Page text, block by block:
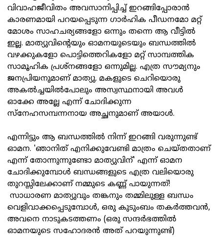
വിവാഹജീവിതം അവസാനിപ്പിച്ച് ഇറങ്ങിപ്പോരാന്‍
കാരണമായി പറയപ്പെടുന്ന ഗാര്‍ഹിക പീഡനമോ മറ്റ്
മോശം സാഹചര്യങ്ങളോ ഒന്നും തന്നെ ആ വീട്ടില്‍
ഇല്ല. മാത്യുവിന്റെയും ഓമനയുടെയും ബന്ധത്തില്‍
വഴക്കുകളോ പൊട്ടിത്തെറികളോ മറ്റ് സാമ്പത്തിക
സാമൂഹിക പ്രശ്‌നങ്ങളോ ഒന്നുമില്ല. എത്ര സൗമ്യനും
ജനപ്രിയനുമാണ് മാത്യു. മകളുടെ ചെറിയൊരു
അകല്‍ച്ചയില്‍പോലും അസ്വസ്ഥനായി അവള്‍
ഓക്കേ അല്ലേ എന്ന് ചോദിക്കുന്ന
സ്‌നേഹസമ്പന്നനായ അച്ഛനുമാണ് അയാള്‍.
എന്നിട്ടും ആ ബന്ധത്തില്‍ നിന്ന് ഇറങ്ങി വരുന്നുണ്ട്
ഓമന. 'ഞാനിത് എനിക്കുവേണ്ടി മാത്രം ചെയ്തതാണ്
എന്ന് തോന്നുന്നുണ്ടോ മാത്യുവിന്' എന്ന് ഓമന
ചോദിക്കുമ്പോള്‍ ബന്ധങ്ങളുടെ എത്ര വലിയൊരു
തുറസ്സിലേക്കാണ് നമ്മുടെ കണ്ണ് പായുന്നത്!
സാധാരണ മാത്യുവും തങ്കനും തമ്മിലുള്ള ബന്ധം
വെളിവാക്കപ്പെടുമ്പോള്‍, ഒരു കുടുംബം തകര്‍ത്തവന്‍,
അവനെ നാടുകടത്തണം (ഒരു സന്ദര്‍ഭത്തില്‍
ഓമനയുടെ സഹോദരന്‍ അത് പറയുന്നുണ്ട്)